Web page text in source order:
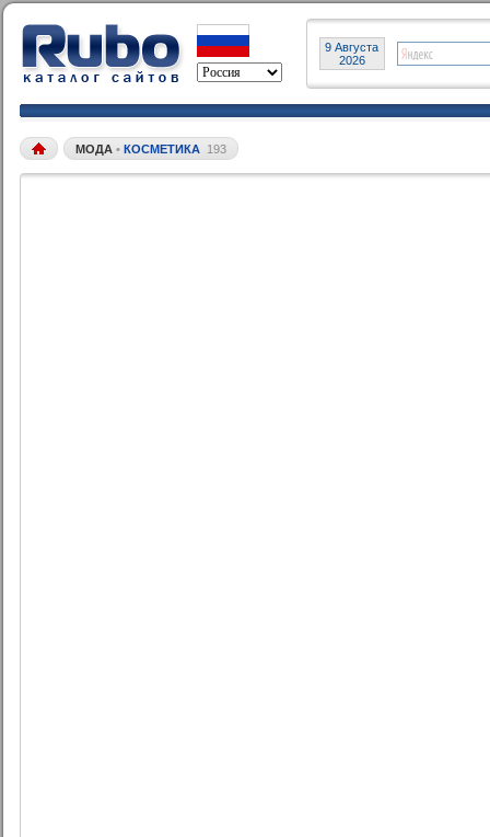
9 Августа
2026
МОДА • КОСМЕТИКА 193